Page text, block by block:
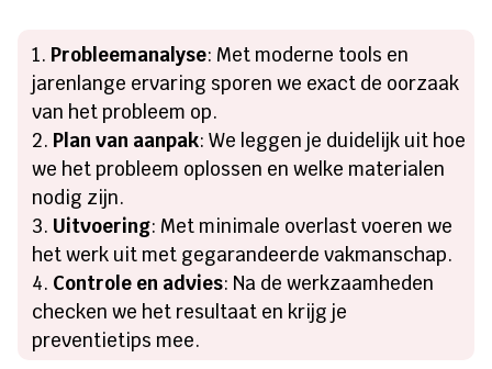
Probleemanalyse: Met moderne tools en
jarenlange ervaring sporen we exact de oorzaak
van het probleem op.
Plan van aanpak: We leggen je duidelijk uit hoe
we het probleem oplossen en welke materialen
nodig zijn.
Uitvoering: Met minimale overlast voeren we
het werk uit met gegarandeerde vakmanschap.
Controle en advies: Na de werkzaamheden
checken we het resultaat en krijg je
preventietips mee.